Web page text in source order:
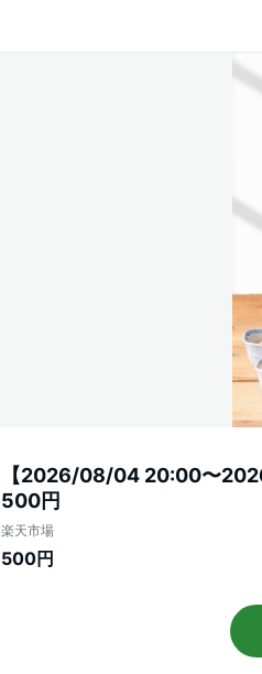
【2026/08/04 20:00〜
500円
楽天市場
500円